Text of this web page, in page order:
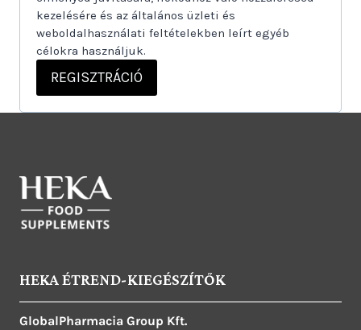
ő
kezelésére és az általános üzleti és
weboldalhasználati feltételekben leírt egyéb
célokra használjuk.
REGISZTRÁCIÓ
HEKA ÉTREND-KIEGÉSZÍTŐK
GlobalPharmacia Group Kft.